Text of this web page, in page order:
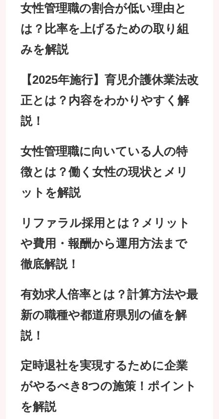
女性管理職の割合が低い理由と
は？比率を上げるための取り組
みを解説
【2025年施行】育児介護休業法改
正とは？内容をわかりやすく解
説！
女性管理職に向いている人の特
徴とは？働く女性の現状とメリ
ットを解説
リファラル採用とは？メリット
や費用・報酬から運用方法まで
徹底解説！
有効求人倍率とは？計算方法や最
新の職種や都道府県別の値を解
説！
定時退社を実現するために企業
がやるべき8つの施策！ポイント
を解説